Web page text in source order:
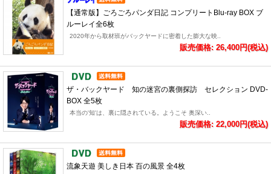
【通常版】ごろごろパンダ日記 コンプリートBlu-ray BOX ブ
ルーレイ全6枚
2020年から取材班がバックヤードに密着した膨大な映..
販売価格: 26,400円(税込)
ザ・バックヤード 知の迷宮の裏側探訪 セレクション DVD-
BOX 全5枚
本当の'知'は、裏に隠されている。ようこそ 奥深い..
販売価格: 22,000円(税込)
流象天遊 美しき日本 百の風景 全4枚